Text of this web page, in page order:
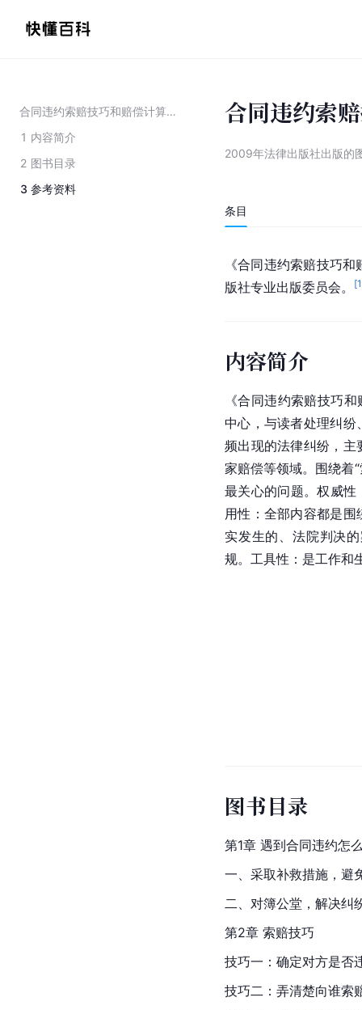
合同违约索赔技巧和赔偿计算标准
1 内容简介
2 图书目录
3 参考资料
合同违约索
2009年法律出版社出版的
条目
《合同违约索赔技巧
版社专业出版委员会。
[1
内容简介
《合同违约索赔技巧
中心，与读者处理纠纷
频出现的法律纠纷，主
家赔偿等领域。围绕着
最关心的问题。权威
用性：全部内容都是
实发生的、法院判决
规。工具性：是工作和
图书目录
第1章 遇到合同违约怎
一、采取补救措施，避
二、对簿公堂，解决纠
第2章 索赔技巧
技巧一：确定对方是否
技巧二：弄清楚向谁索